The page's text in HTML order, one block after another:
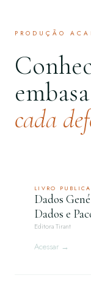
PRODUÇÃO
embasa
cada
LIVRO
Dados
Dados e
Editora Tirant
Acessar →